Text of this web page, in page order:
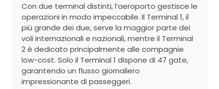
Con due terminal distinti, l’aeroporto gestisce le
operazioni in modo impeccabile. Il Terminal 1, il
più grande dei due, serve la maggior parte dei
voli internazionali e nazionali, mentre il Terminal
2 è dedicato principalmente alle compagnie
low-cost. Solo il Terminal 1 dispone di 47 gate,
garantendo un flusso giornaliero
impressionante di passeggeri.